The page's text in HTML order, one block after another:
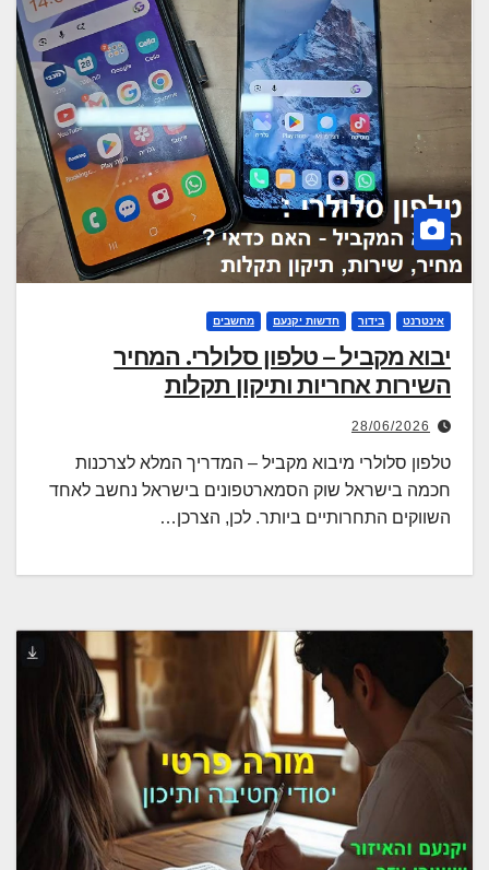
סמן קישורים
לאפס את כל האפשרויות
cached
אינטרנט בידור חדשות יקנעם מחשבים
יבוא מקביל – טלפון סלולרי. המחיר
השירות אחריות ותיקון תקלות
28/06/2026
טלפון סלולרי מיבוא מקביל – המדריך המלא לצרכנות
חכמה בישראל שוק הסמארטפונים בישראל נחשב לאחד
השווקים התחרותיים ביותר. לכן, הצרכן…